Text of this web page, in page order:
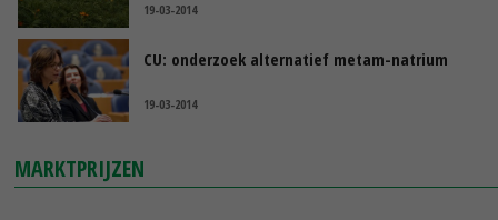
19-03-2014
CU: onderzoek alternatief metam-natrium
19-03-2014
MARKTPRIJZEN